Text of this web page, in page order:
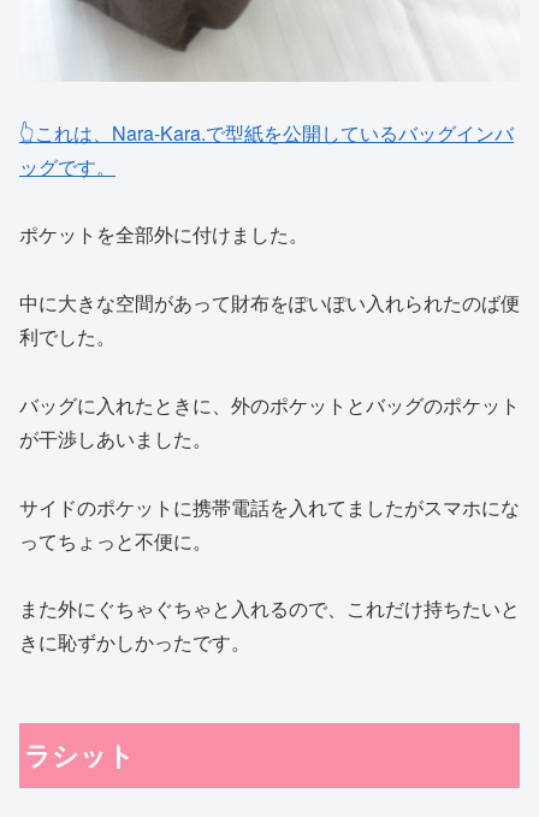
👆これは、Nara-Kara.で型紙を公開しているバッグインバ
ッグです。
ポケットを全部外に付けました。
中に大きな空間があって財布をぽいぽい入れられたのば便
利でした。
バッグに入れたときに、外のポケットとバッグのポケット
が干渉しあいました。
サイドのポケットに携帯電話を入れてましたがスマホにな
ってちょっと不便に。
また外にぐちゃぐちゃと入れるので、これだけ持ちたいと
きに恥ずかしかったです。
ラシット